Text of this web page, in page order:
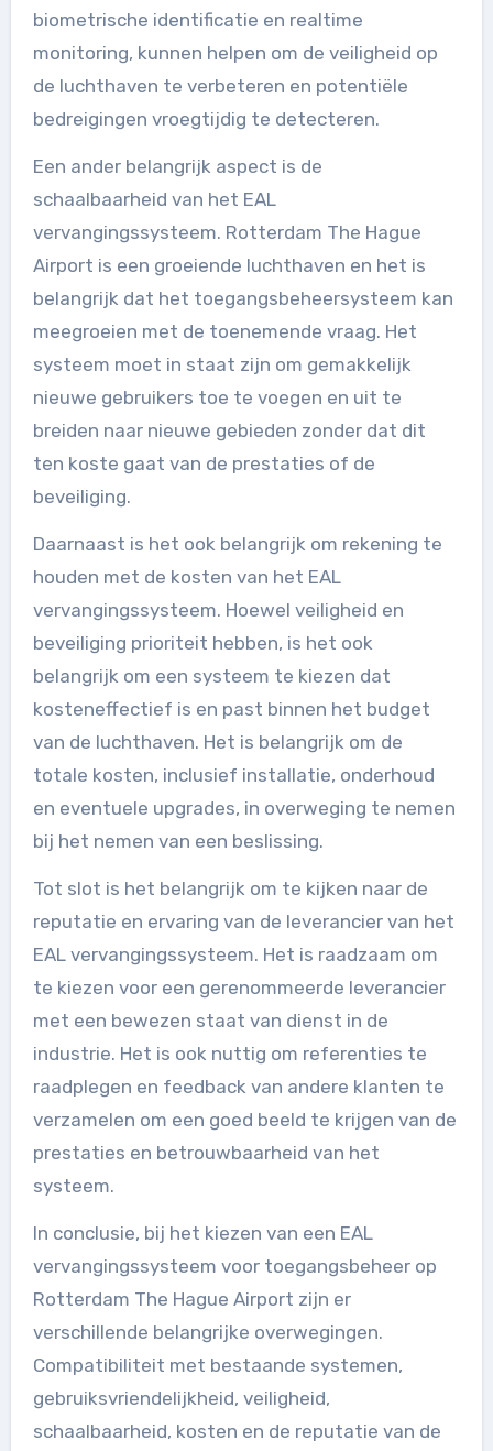
biometrische identificatie en realtime
monitoring, kunnen helpen om de veiligheid op
de luchthaven te verbeteren en potentiële
bedreigingen vroegtijdig te detecteren.
Een ander belangrijk aspect is de
schaalbaarheid van het EAL
vervangingssysteem. Rotterdam The Hague
Airport is een groeiende luchthaven en het is
belangrijk dat het toegangsbeheersysteem kan
meegroeien met de toenemende vraag. Het
systeem moet in staat zijn om gemakkelijk
nieuwe gebruikers toe te voegen en uit te
breiden naar nieuwe gebieden zonder dat dit
ten koste gaat van de prestaties of de
beveiliging.
Daarnaast is het ook belangrijk om rekening te
houden met de kosten van het EAL
vervangingssysteem. Hoewel veiligheid en
beveiliging prioriteit hebben, is het ook
belangrijk om een systeem te kiezen dat
kosteneffectief is en past binnen het budget
van de luchthaven. Het is belangrijk om de
totale kosten, inclusief installatie, onderhoud
en eventuele upgrades, in overweging te nemen
bij het nemen van een beslissing.
Tot slot is het belangrijk om te kijken naar de
reputatie en ervaring van de leverancier van het
EAL vervangingssysteem. Het is raadzaam om
te kiezen voor een gerenommeerde leverancier
met een bewezen staat van dienst in de
industrie. Het is ook nuttig om referenties te
raadplegen en feedback van andere klanten te
verzamelen om een goed beeld te krijgen van de
prestaties en betrouwbaarheid van het
systeem.
In conclusie, bij het kiezen van een EAL
vervangingssysteem voor toegangsbeheer op
Rotterdam The Hague Airport zijn er
verschillende belangrijke overwegingen.
Compatibiliteit met bestaande systemen,
gebruiksvriendelijkheid, veiligheid,
schaalbaarheid, kosten en de reputatie van de